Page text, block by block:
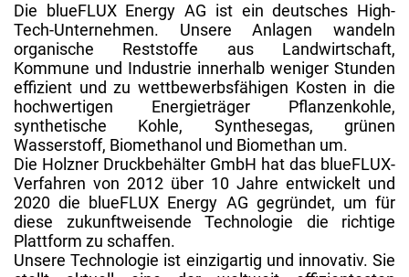
Die blueFLUX Energy AG ist ein deutsches High-
Tech-Unternehmen. Unsere Anlagen wandeln
organische Reststoffe aus Landwirtschaft,
Kommune und Industrie innerhalb weniger Stunden
effizient und zu wettbewerbsfähigen Kosten in die
hochwertigen Energieträger Pflanzenkohle,
synthetische Kohle, Synthesegas, grünen
Wasserstoff, Biomethanol und Biomethan um.
Die Holzner Druckbehälter GmbH hat das blueFLUX-
Verfahren von 2012 über 10 Jahre entwickelt und
2020 die blueFLUX Energy AG gegründet, um für
diese zukunftweisende Technologie die richtige
Plattform zu schaffen.
Unsere Technologie ist einzigartig und innovativ. Sie